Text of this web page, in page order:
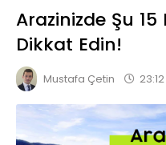
Arazinizde Şu
Dikkat Edin!
Mustafa Çetin 23:12